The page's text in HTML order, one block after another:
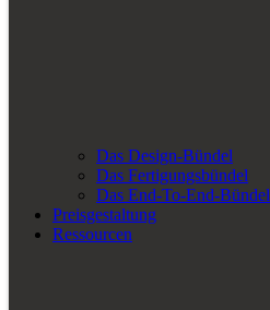
Das Design-Bündel
Das Fertigungsbündel
Das End-To-End-Bündel
Preisgestaltung
Ressourcen